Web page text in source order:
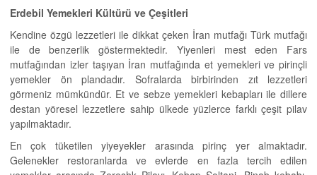
Erdebil Yemekleri Kültürü ve Çeşitleri
Kendine özgü lezzetleri ile dikkat çeken İran mutfağı Türk mutfağı
ile de benzerlik göstermektedir. Yiyenleri mest eden Fars
mutfağından izler taşıyan İran mutfağında et yemekleri ve pirinçli
yemekler ön plandadır. Sofralarda birbirinden zıt lezzetleri
görmeniz mümkündür. Et ve sebze yemekleri kebapları ile dillere
destan yöresel lezzetlere sahip ülkede yüzlerce farklı çeşit pilav
yapılmaktadır.
En çok tüketilen yiyeyekler arasında pirinç yer almaktadır.
Gelenekler restoranlarda ve evlerde en fazla tercih edilen